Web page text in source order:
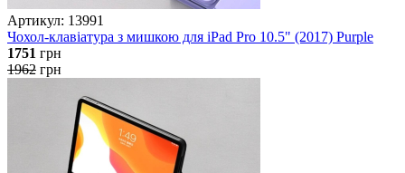
Артикул: 13991
Чохол-клавіатура з мишкою для iPad Pro 10.5" (2017) Purple
1751 грн
1962 грн